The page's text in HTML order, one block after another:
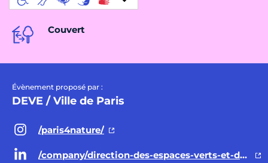
Couvert
Évènement proposé par :
DEVE / Ville de Paris
/paris4nature/
/company/direction-des-espaces-verts-et-de-l-environnement-ville-de-paris/